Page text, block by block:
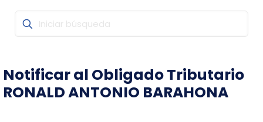
Notificar al Obligado Tributario
RONALD ANTONIO BARAHONA